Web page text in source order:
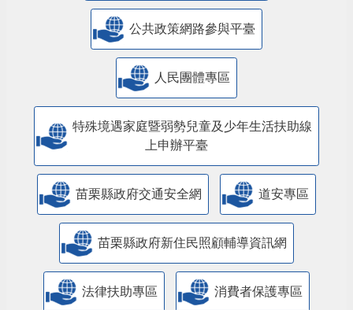
公共政策網路參與平臺
人民團體專區
特殊境遇家庭暨弱勢兒童及少年生活扶助線
上申辦平臺
苗栗縣政府交通安全網 道安專區
苗栗縣政府新住民照顧輔導資訊網
法律扶助專區 消費者保護專區